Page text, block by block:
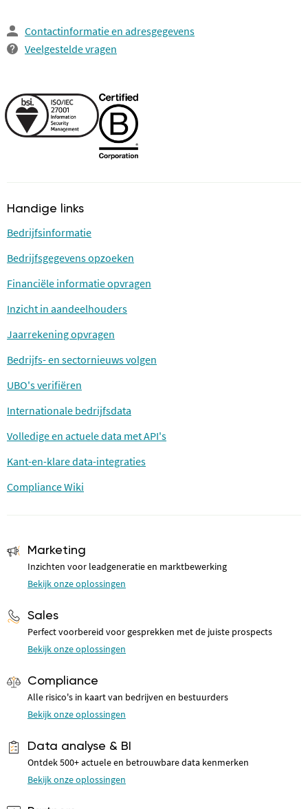
Contactinformatie en adresgegevens
Veelgestelde vragen
Handige links
Bedrijfsinformatie
Bedrijfsgegevens opzoeken
Financiële informatie opvragen
Inzicht in aandeelhouders
Jaarrekening opvragen
Bedrijfs- en sectornieuws volgen
UBO's verifiëren
Internationale bedrijfsdata
Volledige en actuele data met API's
Kant-en-klare data-integraties
Compliance Wiki
Marketing
Inzichten voor leadgeneratie en marktbewerking
Bekijk onze oplossingen
Sales
Perfect voorbereid voor gesprekken met de juiste prospects
Bekijk onze oplossingen
Compliance
Alle risico's in kaart van bedrijven en bestuurders
Bekijk onze oplossingen
Data analyse & BI
Ontdek 500+ actuele en betrouwbare data kenmerken
Bekijk onze oplossingen